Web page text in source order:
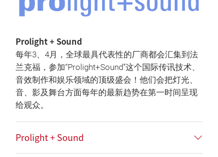
Prolight + Sound
每年3、4月，全球最具代表性的厂商都会汇集到法
兰克福，参加“Prolight+Sound”这个国际传讯技术、
音效制作和娱乐领域的顶级盛会！他们会把灯光、
音、影及舞台方面每年的最新趋势在第一时间呈现
给观众。
Prolight + Sound